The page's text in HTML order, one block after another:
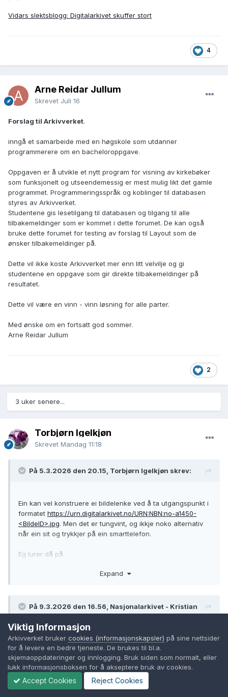
Vidars slektsblogg: Digitalarkivet skuffer stort
4
Arne Reidar Jullum
Skrevet Juli 16
Forslag til Arkivverket.
inngå et samarbeide med en høgskole som utdanner
programmerere om en bacheloroppgave.
Oppgaven er å utvikle et nytt program for visning av kirkebøker
som funksjonelt og utseendemessig er mest mulig likt det gamle
programmet. Programmeringsspråk og koblinger til databasen
styres av Arkivverket.
Studentene gis lesetilgang til databasen og tilgang til alle
tilbakemeldinger som er kommet i dette forumet. De kan også
bruke dette forumet for testing av forslag til Layout som de
ønsker tilbakemeldinger på.
Dette vil ikke koste Arkivverket mer enn litt velvilje og gi
studentene en oppgave som gir direkte tilbakemeldinger på
resultatet.
Dette vil være en vinn - vinn løsning for alle parter.
Med ønske om en fortsatt god sommer.
Arne Reidar Jullum
2
3 uker senere...
Torbjørn Igelkjøn
Skrevet Mandag 11:18
På 5.3.2026 den 20.15, Torbjørn Igelkjøn skrev:
Ein kan vel konstruere ei bildelenke ved å ta utgangspunkt i
formatet https://urn.digitalarkivet.no/URN:NBN:no-a1450-
<BildeID>.jpg. Men det er tungvint, og ikkje noko alternativ
når ein sit og trykkjer på ein smarttelefon.
Eg lurer då på
slik at ein kan bruke dette som eit alternativ for å få
kyrkjeboksida til å dekke heile skjermen?
Expand
På 9.3.2026 den 16.56, Nasjonalarkivet - Kristian
"Permanent bildelenke" har åpnet ei bildefil i nettleseren
uten kontekst(i form av kildeinformasjon). "Brukslenke for
sidevisning" har vært - og er - i bunn og grunn det samme
Viktig Informasjon
Arkivverket bruker cookies (informasjonskapsler) på sine nettsider
for å levere en bedre tjeneste. De brukes til bl.a.
skjemaoppdateringer og innlogging. Bruk siden som normalt, eller
lukk informasjonsboksen for å akseptere bruk av cookies.
Accept Cookies Reject Cookies